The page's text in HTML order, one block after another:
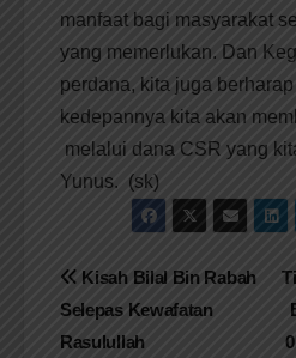
manfaat bagi masyarakat
yang memerlukan. Dan
perdana, kita juga
kedepannya kita akan
melalui dana CSR yang
Yunus. (sk)
Navigasi
pos
Kisah Bilal Bin Rabah
Selepas Kewafatan
Rasulullah